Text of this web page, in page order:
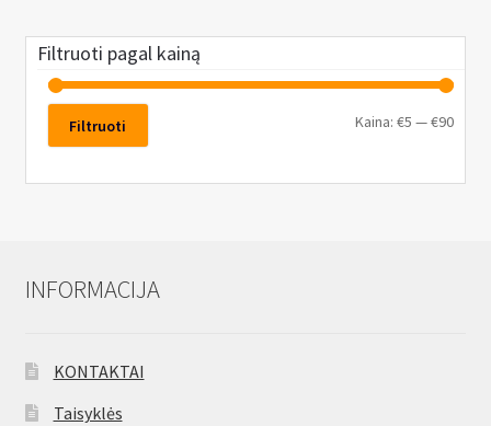
Filtruoti pagal kainą
Filtruoti Kaina:€5 —€90
INFORMACIJA
KONTAKTAI
Taisyklės